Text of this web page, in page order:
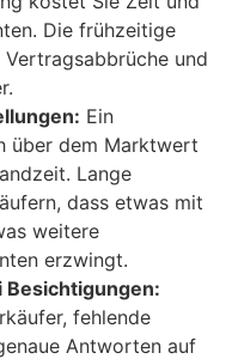
Die frühzeitige
und
Ein
über dem Marktwert
Lange
dass etwas mit
weitere
erzwingt.
Besichtigungen:
fehlende
Antworten auf